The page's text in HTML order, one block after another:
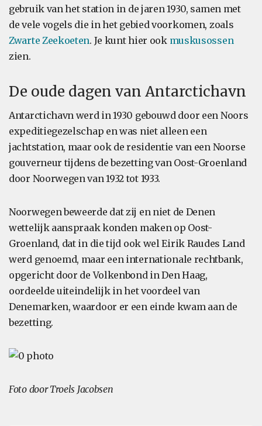
gebruik van het station in de jaren 1930, samen met
de vele vogels die in het gebied voorkomen, zoals
Zwarte Zeekoeten. Je kunt hier ook muskusossen
zien.
De oude dagen van Antarctichavn
Antarctichavn werd in 1930 gebouwd door een Noors
expeditiegezelschap en was niet alleen een
jachtstation, maar ook de residentie van een Noorse
gouverneur tijdens de bezetting van Oost-Groenland
door Noorwegen van 1932 tot 1933.
Noorwegen beweerde dat zij en niet de Denen
wettelijk aanspraak konden maken op Oost-
Groenland, dat in die tijd ook wel Eirik Raudes Land
werd genoemd, maar een internationale rechtbank,
opgericht door de Volkenbond in Den Haag,
oordeelde uiteindelijk in het voordeel van
Denemarken, waardoor er een einde kwam aan de
bezetting.
Foto door Troels Jacobsen